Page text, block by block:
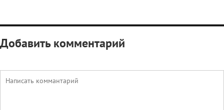
Добавить комментарий